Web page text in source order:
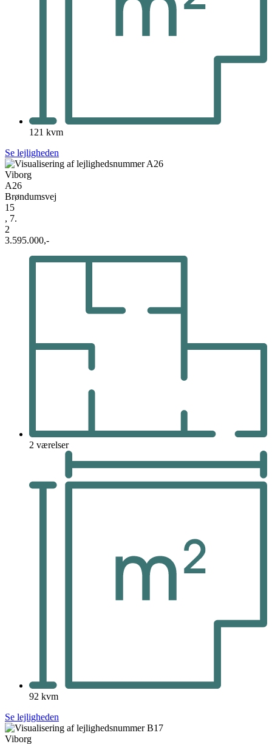
121 kvm
Se lejligheden
Viborg
A26
Brøndumsvej
15
, 7.
2
3.595.000,-
2 værelser
92 kvm
Se lejligheden
Viborg